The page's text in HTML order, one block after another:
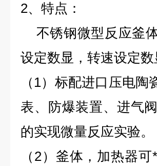
2、特点：
不锈钢微型反应釜
设定数显，转速设定
（1）标配进口 压电陶
表、防爆装置、进气
的实现微量反应实验。
（2）釜体，加热器